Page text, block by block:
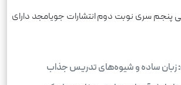
پنجم سری نوبت دوم انتشارات جویامجد دارای
زبان ساده و شیوه‌های تدریس جذاب